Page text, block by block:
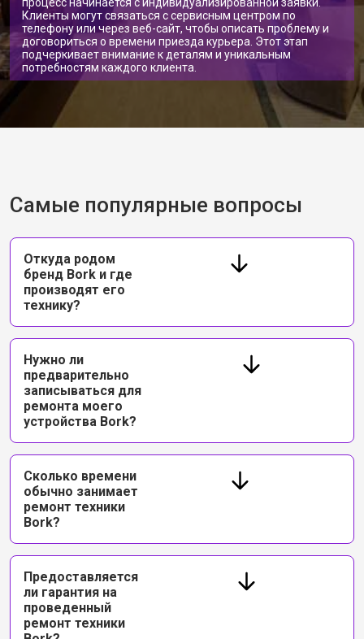
Клиенты могут связаться с сервисным центром по
телефону или через веб-сайт, чтобы описать проблему и
договориться о времени приезда курьера. Этот этап
подчеркивает внимание к деталям и уникальным
потребностям каждого клиента.
Самые популярные вопросы
Откуда родом
бренд Bork и где
производят его
технику?
Нужно ли
предварительно
записываться для
ремонта моего
устройства Bork?
Сколько времени
обычно занимает
ремонт техники
Bork?
Предоставляется
ли гарантия на
проведенный
ремонт техники